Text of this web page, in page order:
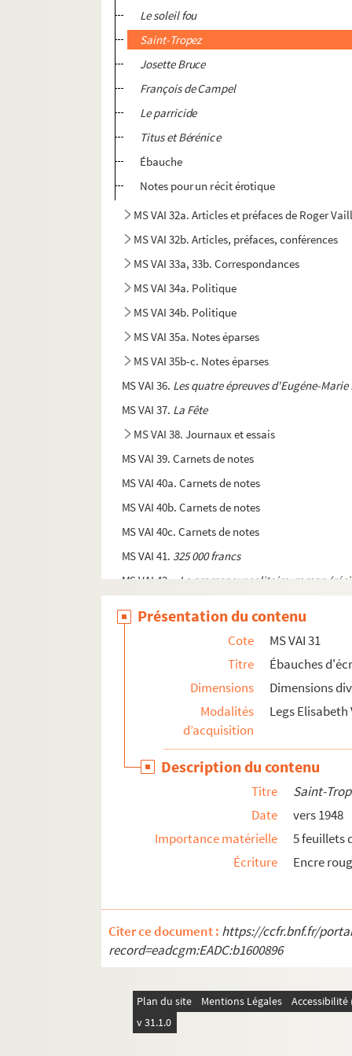
Le soleil fou
Saint-Tropez
Josette Bruce
François de Campel
Le parricide
Titus et Bérénice
Ébauche
Notes pour un récit érotique
MS VAI 32a. Articles et préfaces de Roger
MS VAI 32b. Articles, préfaces, conférences
MS VAI 33a, 33b. Correspondances
MS VAI 34a. Politique
MS VAI 34b. Politique
MS VAI 35a. Notes éparses
MS VAI 35b-c. Notes éparses
MS VAI 36. Les quatre épreuves d'Eugéne-Marie
MS VAI 37. La Fête
MS VAI 38. Journaux et essais
MS VAI 39. Carnets de notes
MS VAI 40a. Carnets de notes
MS VAI 40b. Carnets de notes
MS VAI 40c. Carnets de notes
MS VAI 41. 325 000 francs
MS VAI 42a.Le promeneur solitaire, roman
MS VAI 46b. Projets de scenarii
MS VAI 47. Courriers personnels adressés
MS VAI 48. Documents personnels divers de
MS VAI 49a. Lettres de Roger Vailland à sa
MS VAI 49b. Lettres de Roger Vailland à sa
MS VAI 50. Lettres d'enfance, poèmes de
MS VAI 51. Dissertations et bulletins
Présentation du contenu
Cote
MS VAI 31
Titre
Ébauches
Dimensions
Dimensions
Modalités
d’acquisition
Legs
Description du contenu
Titre
Saint-
Date
vers 1948
Importance matérielle
5 feuillets
Écriture
Encre
Citer ce document : https://ccfr.bnf.fr/
record=eadcgm:EADC:b1600896
Plan du site Mentions Légales
v 31.1.0